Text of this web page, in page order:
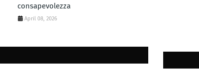
consapevolezza
April 08, 2026